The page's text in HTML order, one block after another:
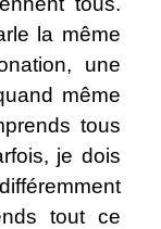
la même
une
même
tous
je dois
tout ce